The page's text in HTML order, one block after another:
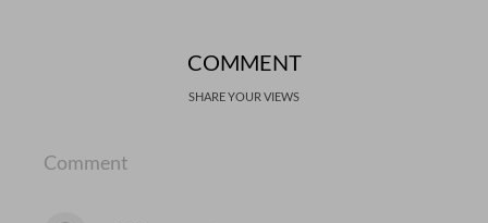
COMMENT
SHARE YOUR VIEWS
Comment